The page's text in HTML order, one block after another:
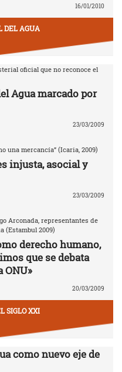
16/01/2010
DEL AGUA
oficial que no reconoce el
Agua marcado por
23/03/2009
una mercancía” (Icaria, 2009)
injusta, asocial y
23/03/2009
Arconada, representantes de
(Estambul 2009)
derecho humano,
que se debata
ONU»
20/03/2009
SIGLO XXI
como nuevo eje de